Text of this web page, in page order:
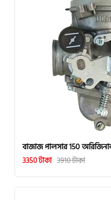
বাজাজ পালসার 150
3350 টাকা 3910 টাকা